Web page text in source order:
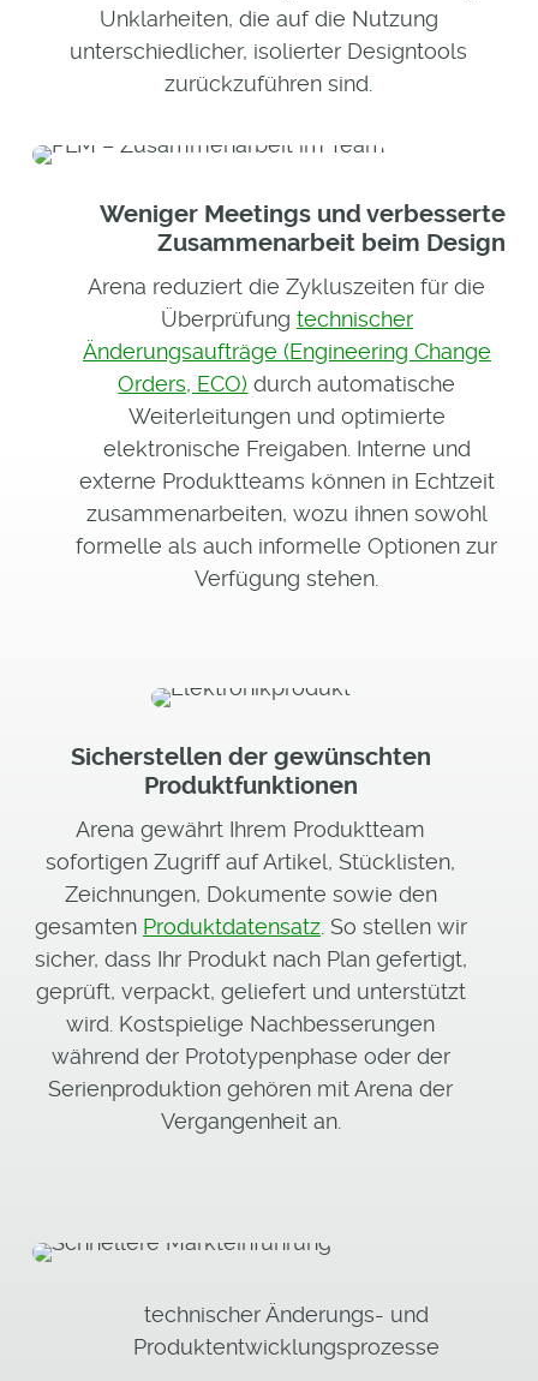
Unklarheiten, die auf die Nutzung
unterschiedlicher, isolierter Designtools
zurückzuführen sind.
Weniger Meetings und verbesserte
Zusammenarbeit beim Design
Arena reduziert die Zykluszeiten für die
Überprüfung technischer
Änderungsaufträge (Engineering Change
Orders, ECO) durch automatische
Weiterleitungen und optimierte
elektronische Freigaben. Interne und
externe Produktteams können in Echtzeit
zusammenarbeiten, wozu ihnen sowohl
formelle als auch informelle Optionen zur
Verfügung stehen.
Sicherstellen der gewünschten
Produktfunktionen
Arena gewährt Ihrem Produktteam
sofortigen Zugriff auf Artikel, Stücklisten,
Zeichnungen, Dokumente sowie den
gesamten Produktdatensatz. So stellen wir
sicher, dass Ihr Produkt nach Plan gefertigt,
geprüft, verpackt, geliefert und unterstützt
wird. Kostspielige Nachbesserungen
während der Prototypenphase oder der
Serienproduktion gehören mit Arena der
Vergangenheit an.
technischer Änderungs- und
Produktentwicklungsprozesse